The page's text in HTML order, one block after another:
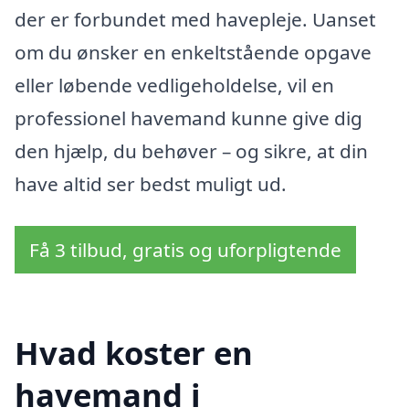
der er forbundet med havepleje. Uanset
om du ønsker en enkeltstående opgave
eller løbende vedligeholdelse, vil en
professionel havemand kunne give dig
den hjælp, du behøver – og sikre, at din
have altid ser bedst muligt ud.
Få 3 tilbud, gratis og uforpligtende
Hvad koster en
havemand i